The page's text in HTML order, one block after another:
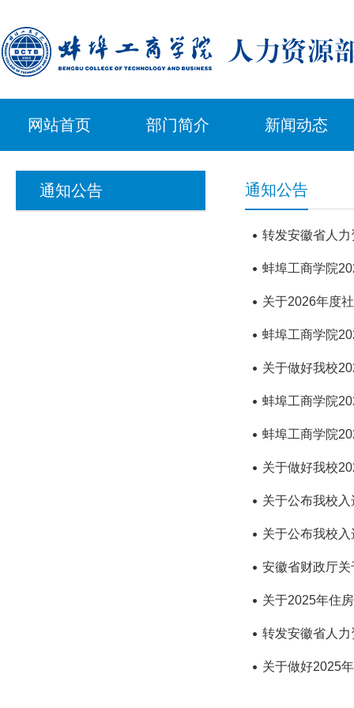
网站首页 部门简介 新闻动态
通知公告 通知公告
转发安徽省人
蚌埠工商学院
关于2026年度
蚌埠工商学院
关于做好我校
蚌埠工商学院
蚌埠工商学院
关于做好我校
关于公布我校
关于公布我校
安徽省财政厅
关于2025年住
转发安徽省人
关于做好2025